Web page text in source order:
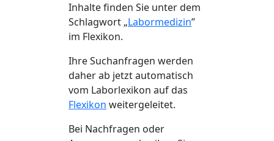
Inhalte finden Sie unter dem
Schlagwort „Labormedizin”
im Flexikon.
Ihre Suchanfragen werden
daher ab jetzt automatisch
vom Laborlexikon auf das
Flexikon weitergeleitet.
Bei Nachfragen oder